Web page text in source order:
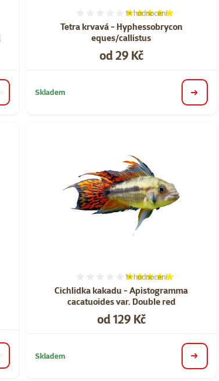
Tetra krvavá - Hyphessobrycon
eques/callistus
Hodnocení 100%, počet
1×hodnocení
Cena
od 29 Kč
Skladem detail
Cichlidka kakadu - Apistogramma
cacatuoides var. Double red
Hodnocení 100%, počet
1×hodnocení
Cena
od 129 Kč
Skladem detail